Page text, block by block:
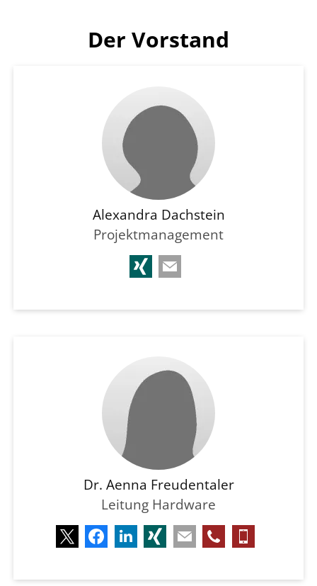
Der Vorstand
Alexandra Dachstein
Projektmanagement
Dr. Aenna Freudentaler
Leitung Hardware